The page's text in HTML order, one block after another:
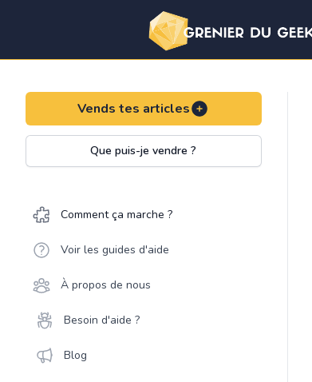
Vends tes articles
Que puis-je vendre ?
Comment ça marche ?
Voir les guides d'aide
À propos de nous
Besoin d'aide ?
Blog